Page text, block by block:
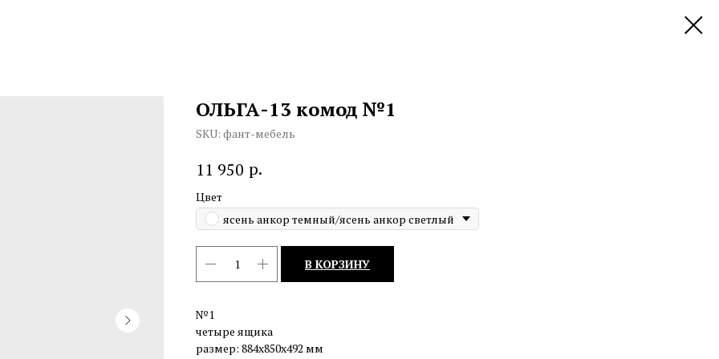
ОЛЬГА-13 комод №1
SKU: фант-мебель
11 950 р.
Цвет
ясень анкор темный/ясень анкор светлый
В КОРЗИНУ
№1
четыре ящика
размер: 884х850х492 мм